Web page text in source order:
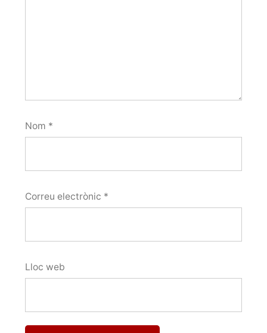
Nom *
Correu electrònic *
Lloc web